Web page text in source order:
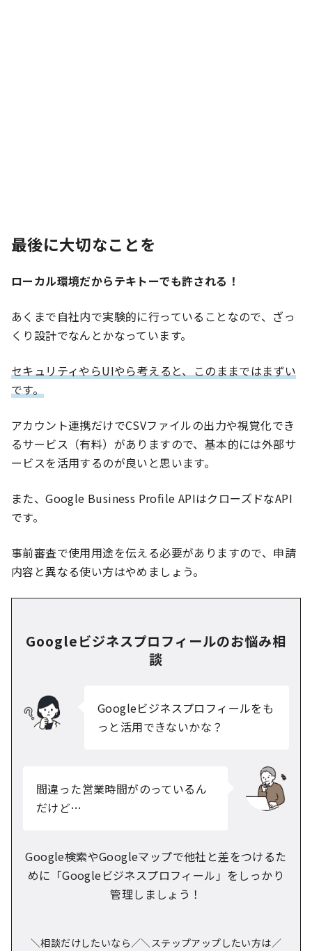
最後に大切なことを
ローカル環境だからテキトーでも許される！
あくまで自社内で実験的に行っていることなので、ざっ
くり設計でなんとかなっています。
セキュリティやらUIやら考えると、このままではまずい
です。
アカウント連携だけでCSVファイルの出力や視覚化でき
るサービス（有料）がありますので、基本的には外部サ
ービスを活用するのが良いと思います。
また、Google Business Profile APIはクローズドなAPI
です。
事前審査で使用用途を伝える必要がありますので、申請
内容と異なる使い方はやめましょう。
Googleビジネスプロフィールのお悩み相
談
Googleビジネスプロフィールをも
っと活用できないかな？
間違った営業時間がのっているん
だけど…
Google検索やGoogleマップで他社と差をつけるた
めに 「Googleビジネスプロフィール」をしっかり
管理しましょう！
＼相談だけしたいなら／＼ステップアップしたい方は／